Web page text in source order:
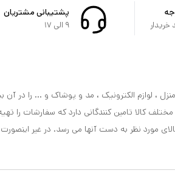
پشتیبانی مشتریان
۹ الی ۱۷
، لوازم الکترونیک ، مد و پوشاک و ... را در آن
کالا تامین کنندگانی دارد که سفارشات را
مورد نظر به دست آنها می رسد. در غیر